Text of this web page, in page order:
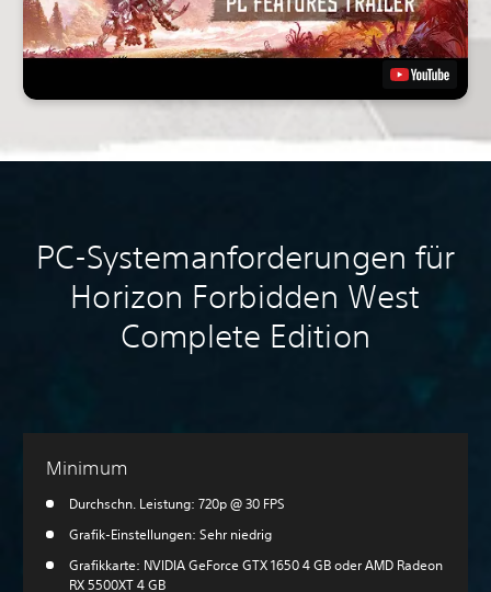
PC-Systemanforderungen für
Horizon Forbidden West
Complete Edition
Minimum
Durchschn. Leistung: 720p @ 30 FPS
Grafik-Einstellungen: Sehr niedrig
Grafikkarte: NVIDIA GeForce GTX 1650 4 GB oder AMD Radeon
RX 5500XT 4 GB